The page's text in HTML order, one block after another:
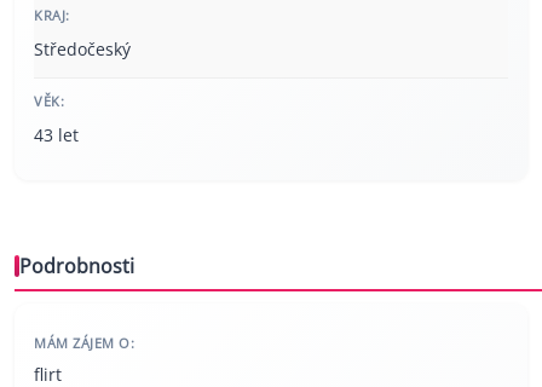
KRAJ:
Středočeský
VĚK:
43 let
Podrobnosti
MÁM ZÁJEM O:
flirt